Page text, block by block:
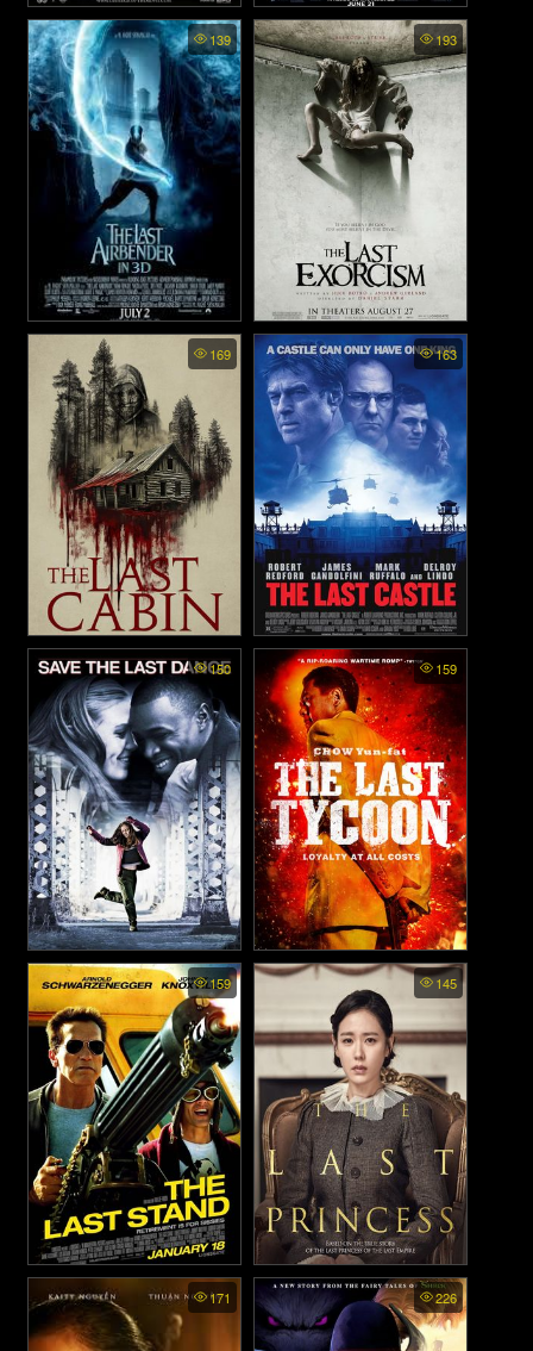
The Last Legion - ตำนานดาบ
คิงอาเธอร์ (2007)
Transformers 5: THE LAST
KNIGHT - อัศวินรุ่นสุดท้าย
(2017)
139
The Last Airbender - มหาศึก
4 ธาตุ จอมราชันย์ (2010)
193
The Last Exorcism - นรก
เฮี้ยน (2010)
169
The Last Cabin (2025)
163
The Last Castle - กบฏป้อม
ทมิฬ (2001)
150
Save the Last Dance - ฝ่ารัก
ฝ่าฝัน เต้นสะท้านโลก (2001)
159
The Last Tycoon - เจ้าพ่อ
เซี่ยงไฮ้คนสุดท้าย (2012)
159
The Last Stand - นายอำเภอ
คนพันธุ์เหล็ก (2013)
145
The Last Princess - ท็อกฮเย
ความหวังสุดท้ายของโชซอน
(2016)
171 226